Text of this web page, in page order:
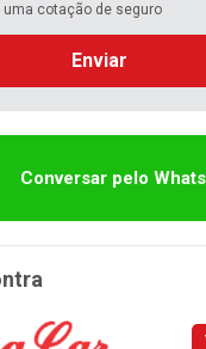
uma cotação de seguro
Enviar
Conversar pelo